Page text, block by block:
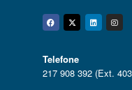
Facebook
Twitter
Telefone
217 908 392 (Ext.